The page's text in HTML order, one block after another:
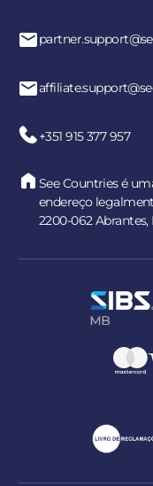
+351 915 377 957
See Countries é
endereço
2200-062